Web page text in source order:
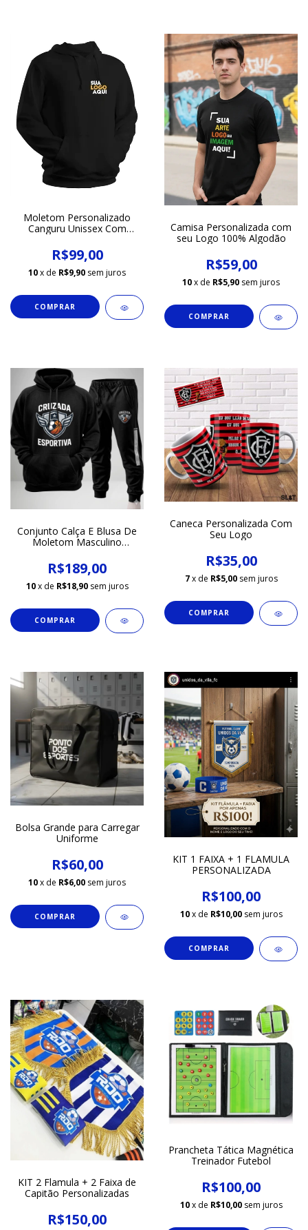
Moletom Personalizado
Canguru Unissex Com
R$99,00
10x de R$9,90 sem juros
COMPRAR
Camisa Personalizada com
seu Logo 100% Algodão
R$59,00
10x de R$5,90 sem juros
COMPRAR
Conjunto Calça E Blusa De
Moletom Masculino
R$189,00
10 x de R$18,90 sem juros
COMPRAR
Caneca Personalizada Com
Seu Logo
R$35,00
7 x de R$5,00 sem juros
Bolsa Grande para Carregar
Uniforme
R$60,00
10x de R$6,00 sem juros
KIT 1 FAIXA + 1 FLAMULA
PERSONALIZADA
R$100,00
10 x de R$10,00 sem juros
KIT 2 Flamula + 2 Faixa de
Capitão Personalizadas
R$150,00
Prancheta Tática Magnética
Treinador Futebol
R$100,00
10 x de R$10,00 sem juros